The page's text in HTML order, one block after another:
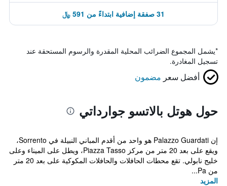
31 صفقة إضافية ابتداءً من 591 ﷼
*يشمل المجموع الضرائب المحلية المقدرة والرسوم المستحقة عند
تسجيل المغادرة.
أفضل سعر مضمون
حول هوتل بالاتسو جوارداتي
إن Palazzo Guardati هو واحد من أقدم المباني النبيلة في Sorrento،
ويقع على بعد 20 متر من مركز Piazza Tasso، ويطل على الميناء وعلى
خليج نابولي. تقع محطات الحافلات والحافلات المكوكية على بعد 20 متر
من Pa...
المزيد